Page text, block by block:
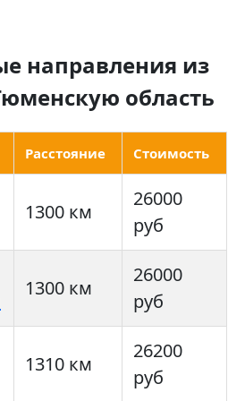
направления из
область
Расстояние Стоимость
1300 км
26000
руб
1300 км
26000
руб
1310 км
26200
руб